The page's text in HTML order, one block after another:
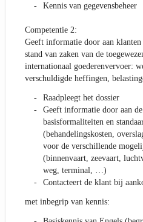
Kennis van gegevensbeheer
Competentie 2:
Geeft informatie door aan
stand van zaken van de
internationaal goederenvervoer:
verschuldigde heffingen,
Raadpleegt het dossier
Geeft informatie door aan
basisformaliteiten en
(behandelingskosten,
voor de verschillende
(binnenvaart, zeevaart,
weg, terminal, …)
Contacteert de klant bij
met inbegrip van kennis: